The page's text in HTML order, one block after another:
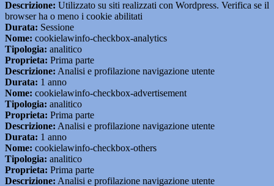
Descrizione: Utilizzato su siti realizzati con Wordpress. Verifica se il
browser ha o meno i cookie abilitati
Durata: Sessione
Nome: cookielawinfo-checkbox-analytics
Tipologia: analitico
Proprieta: Prima parte
Descrizione: Analisi e profilazione navigazione utente
Durata: 1 anno
Nome: cookielawinfo-checkbox-advertisement
Tipologia: analitico
Proprieta: Prima parte
Descrizione: Analisi e profilazione navigazione utente
Durata: 1 anno
Nome: cookielawinfo-checkbox-others
Tipologia: analitico
Proprieta: Prima parte
Descrizione: Analisi e profilazione navigazione utente